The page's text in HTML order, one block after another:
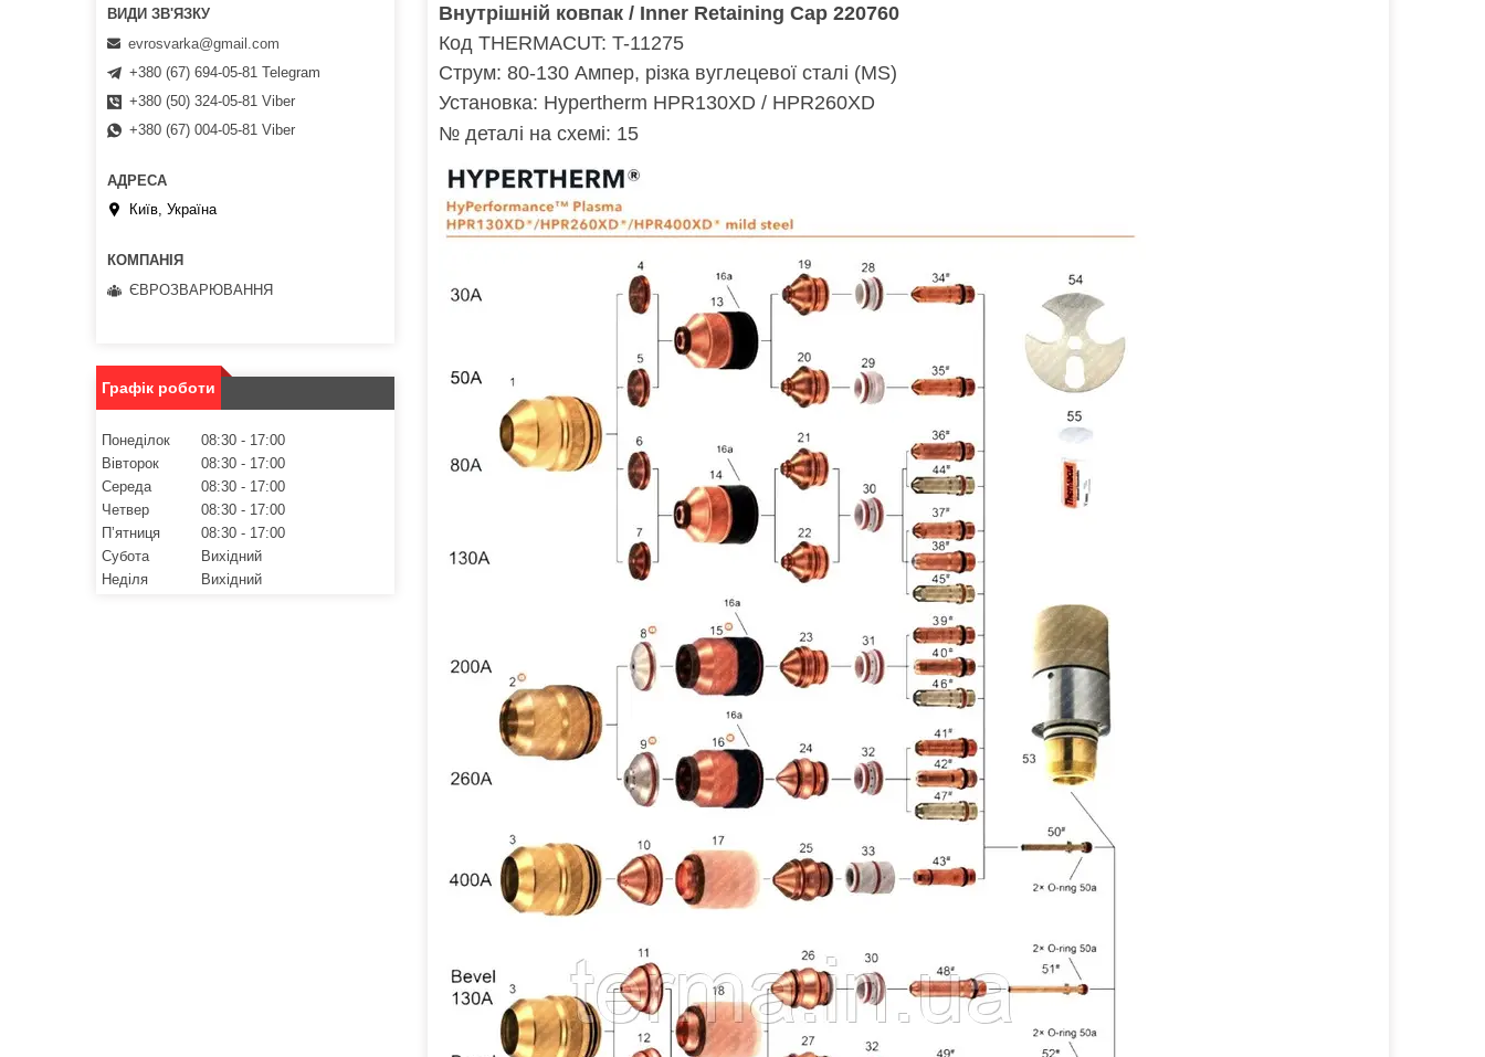
Внутрішній ковпак / Inner Retaining Cap 220760
Код THERMACUT: T-11275
Струм: 80-130 Ампер, різка вуглецевої сталі (MS)
Установка: Hypertherm HPR130XD / HPR260XD
№ деталі на схемі: 15
evrosvarka@gmail.com
+380 (67) 694-05-81 Telegram
+380 (50) 324-05-81 Viber
+380 (67) 004-05-81 Viber
Київ, Україна
ЄВРОЗВАРЮВАННЯ
Графік роботи
Понеділок 08:30
17:00
Вівторок
08:30
17:00
Середа
08:30
17:00
Четвер
08:30
17:00
Пʼятниця
08:30
17:00
Субота
Вихідний
Неділя
Вихідний